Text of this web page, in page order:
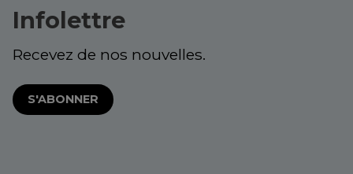
Infolettre
Recevez de nos nouvelles.
S'ABONNER